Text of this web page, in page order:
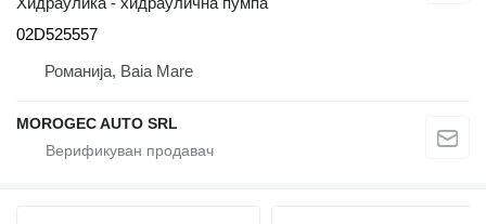
02D525557
Романија, Baia Mare
MOROGEC AUTO SRL